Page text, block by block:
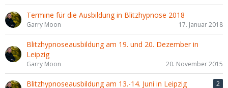
Termine für die Ausbildung in Blitzhypnose 2018
Garry Moon 17. Januar 2018
Blitzhypnoseausbildung am 19. und 20. Dezember in
Leipzig
Garry Moon 20. November 2015
Blitzhypnoseausbildung am 13.-14. Juni in Leipzig
2